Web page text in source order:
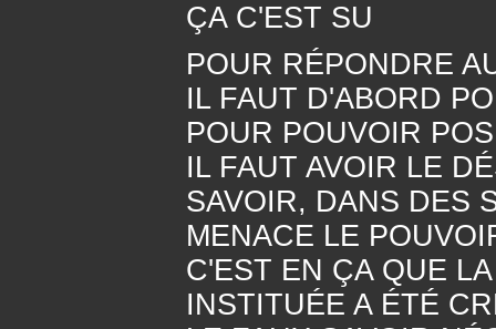
ÇA C'EST SU
POUR RÉPONDRE
IL FAUT D'ABORD
POUR POUVOIR
IL FAUT AVOIR LE
SAVOIR, DANS DES
MENACE LE
C'EST EN ÇA QUE
INSTITUÉE A ÉTÉ